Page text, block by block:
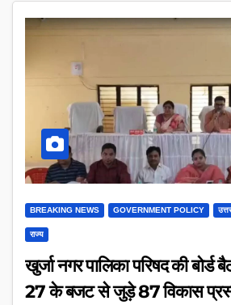
BREAKING NEWS GOVERNMENT POLICY
राज्य
खुर्जा नगर पालिका परिषद की
27 के बजट से जुड़े 87 विकास